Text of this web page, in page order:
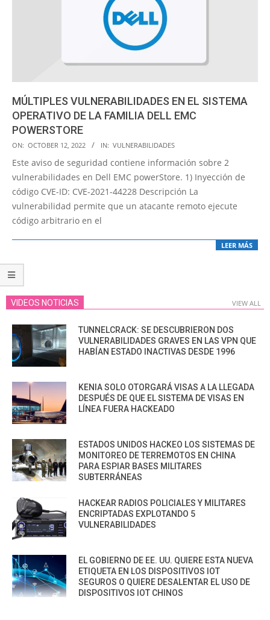
MÚLTIPLES VULNERABILIDADES EN EL SISTEMA
OPERATIVO DE LA FAMILIA DELL EMC
POWERSTORE
2022-
10-
ON: OCTOBER 12, 2022 IN: VULNERABILIDADES
Este aviso de seguridad contiene información sobre 2
vulnerabilidades en Dell EMC powerStore. 1) Inyección de
código CVE-ID: CVE-2021-44228 Descripción La
vulnerabilidad permite que un atacante remoto ejecute
código arbitrario en el
LEER MÁS
VIDEOS NOTICIAS VIEW ALL
TUNNELCRACK: SE DESCUBRIERON DOS
VULNERABILIDADES GRAVES EN LAS VPN QUE
HABÍAN ESTADO INACTIVAS DESDE 1996
KENIA SOLO OTORGARÁ VISAS A LA LLEGADA
DESPUÉS DE QUE EL SISTEMA DE VISAS EN
LÍNEA FUERA HACKEADO
ESTADOS UNIDOS HACKEO LOS SISTEMAS DE
MONITOREO DE TERREMOTOS EN CHINA
PARA ESPIAR BASES MILITARES
SUBTERRÁNEAS
HACKEAR RADIOS POLICIALES Y MILITARES
ENCRIPTADAS EXPLOTANDO 5
VULNERABILIDADES
EL GOBIERNO DE EE. UU. QUIERE ESTA NUEVA
ETIQUETA EN LOS DISPOSITIVOS IOT
SEGUROS O QUIERE DESALENTAR EL USO DE
DISPOSITIVOS IOT CHINOS